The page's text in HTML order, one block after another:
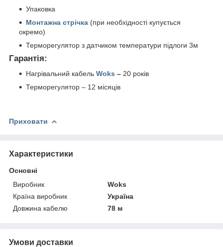
Упаковка
Монтажна стрічка (при необхідності купується
окремо)
Терморегулятор з датчиком температури підлоги 3м
Гарантія:
Нагрівальний кабель Woks – 20 років
Терморегулятор – 12 місяців
Приховати
Характеристики
Основні
Виробник
Woks
Країна виробник
Україна
Довжина кабелю
78 м
Умови доставки